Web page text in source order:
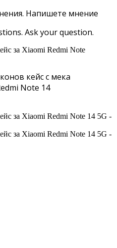
Напишете мнение
Ask your question.
кейс с мека
Note 14